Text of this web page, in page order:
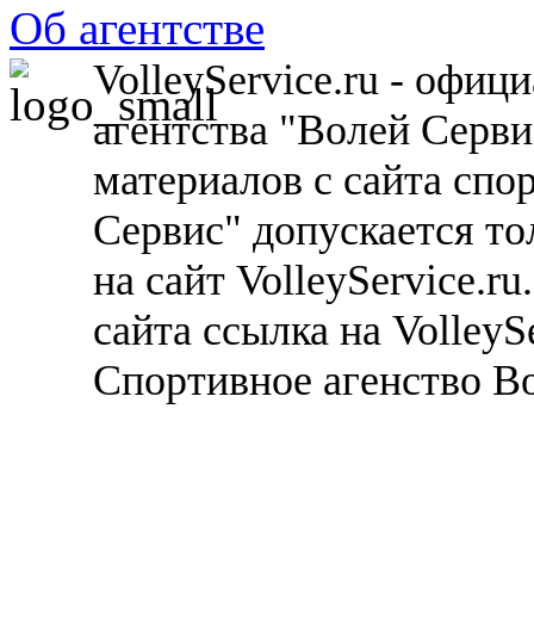
Об агентстве
VolleyService.ru -
агентства "Волей
материалов с сайта
Сервис" допускается
на сайт
сайта ссылка на
Спортивное агенство